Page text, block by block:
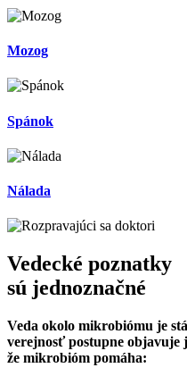
Mozog
Spánok
Nálada
Vedecké poznatky
sú jednoznačné
Veda okolo mikrobiómu je
verejnosť postupne objavuje
že mikrobióm pomáha: